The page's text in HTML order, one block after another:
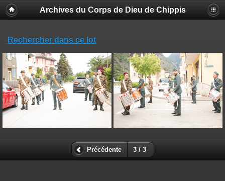
Archives du Corps de Dieu de Chippis
Rechercher dans ce lot
Précédente 3 / 3